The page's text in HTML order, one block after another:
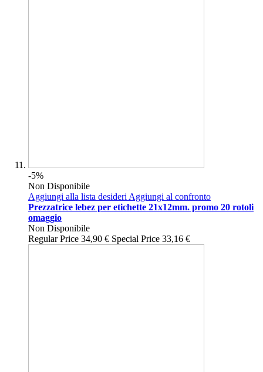
-5%
Non Disponibile
Aggiungi alla lista desideriAggiungi al confronto
Prezzatrice lebez per etichette 21x12mm. promo 20 rotoli
omaggio
Non Disponibile
Regular Price 34,90 € Special Price 33,16 €